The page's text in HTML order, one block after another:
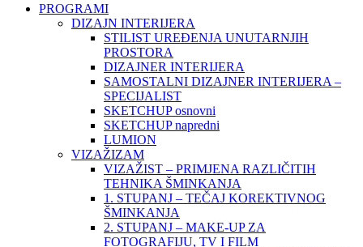
PROGRAMI
DIZAJN INTERIJERA
STILIST UREĐENJA UNUTARNJIH
PROSTORA
DIZAJNER INTERIJERA
SAMOSTALNI DIZAJNER INTERIJERA –
SPECIJALIST
SKETCHUP osnovni
SKETCHUP napredni
LUMION
VIZAŽIZAM
VIZAŽIST – PRIMJENA RAZLIČITIH
TEHNIKA ŠMINKANJA
1. STUPANJ – TEČAJ KOREKTIVNOG
ŠMINKANJA
2. STUPANJ – MAKE-UP ZA
FOTOGRAFIJU, TV I FILM